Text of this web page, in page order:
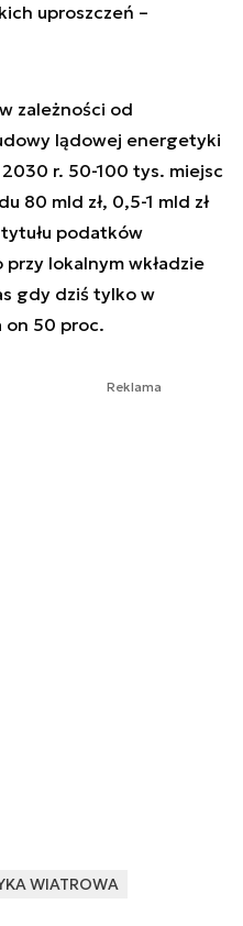
uproszczeń –
zależności od
lądowej energetyki
r. 50-100 tys. miejsc
80 mld zł, 0,5-1 mld zł
podatków
lokalnym wkładzie
gdy dziś tylko w
on 50 proc.
Reklama
WIATROWA